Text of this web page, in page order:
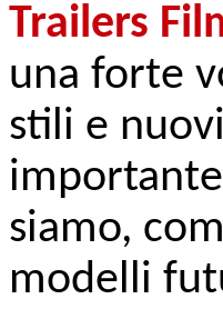
Trailers
una forte
stili e
siamo,
modelli